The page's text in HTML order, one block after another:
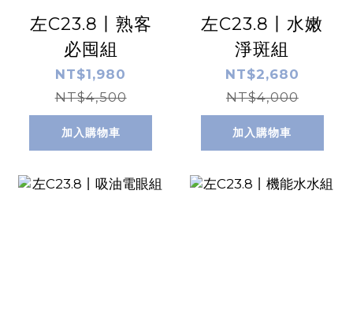
左C23.8丨熟客
必囤組
NT$1,980
NT$4,500
加入購物車
左C23.8丨水嫩
淨斑組
NT$2,680
NT$4,000
加入購物車